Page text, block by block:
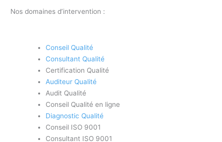
Nos domaines d’intervention :
Conseil Qualité
Consultant Qualité
Certification Qualité
Auditeur Qualité
Audit Qualité
Conseil Qualité en ligne
Diagnostic Qualité
Conseil ISO 9001
Consultant ISO 9001